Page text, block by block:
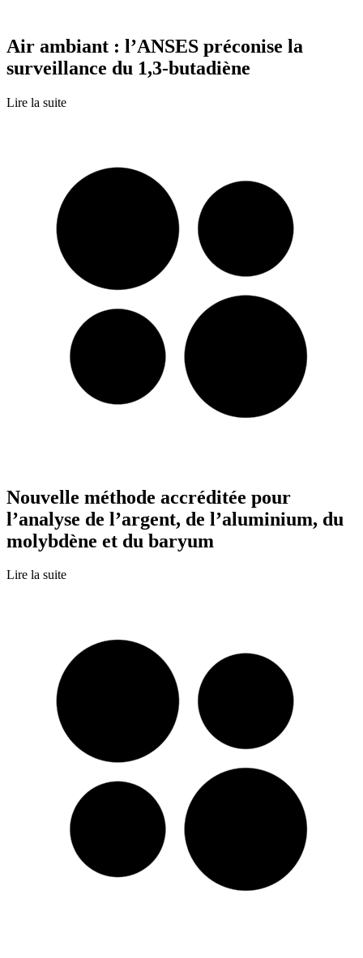
Air ambiant : l’ANSES préconise la
surveillance du 1,3-butadiène
Lire la suite
Nouvelle méthode accréditée pour
l’analyse de l’argent, de l’aluminium, du
molybdène et du baryum
Lire la suite